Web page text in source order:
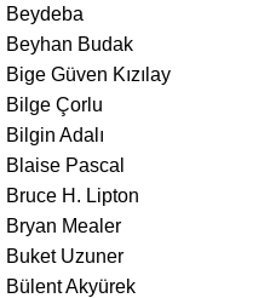
Beydeba
Beyhan Budak
Bige Güven Kızılay
Bilge Çorlu
Bilgin Adalı
Blaise Pascal
Bruce H. Lipton
Bryan Mealer
Buket Uzuner
Bülent Akyürek